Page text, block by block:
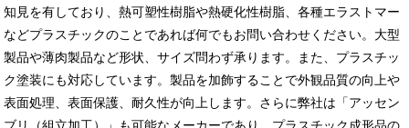
知見を有しており、熱可塑性樹脂や熱硬化性樹脂、各種エラストマー
などプラスチックのことであれば何でもお問い合わせください。大型
製品や薄肉製品など形状、サイズ問わず承ります。また、プラスチッ
ク塗装にも対応しています。製品を加飾することで外観品質の向上や
表面処理、表面保護、耐久性が向上します。さらに弊社は「アッセン